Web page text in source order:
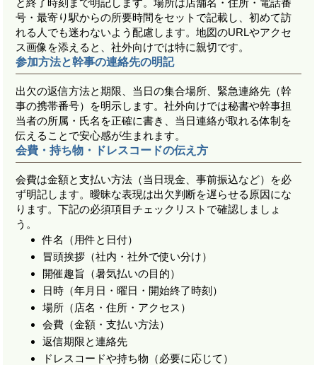
と終了時刻まで明記します。場所は店舗名・住所・電話番
号・最寄り駅からの所要時間をセットで記載し、初めて訪
れる人でも迷わないよう配慮します。地図のURLやアクセ
ス画像を添えると、社外向けでは特に親切です。
参加方法と幹事の連絡先の明記
出欠の返信方法と期限、当日の集合場所、緊急連絡先（幹
事の携帯番号）を明示します。社外向けでは秘書や幹事担
当者の所属・氏名を正確に書き、当日連絡が取れる体制を
伝えることで安心感が生まれます。
会費・持ち物・ドレスコードの伝え方
会費は金額と支払い方法（当日現金、事前振込など）を必
ず明記します。曖昧な表現は出欠判断を遅らせる原因にな
ります。下記の必須項目チェックリストで確認しましょ
う。
件名（用件と日付）
冒頭挨拶（社内・社外で使い分け）
開催趣旨（暑気払いの目的）
日時（年月日・曜日・開始終了時刻）
場所（店名・住所・アクセス）
会費（金額・支払い方法）
返信期限と連絡先
ドレスコードや持ち物（必要に応じて）